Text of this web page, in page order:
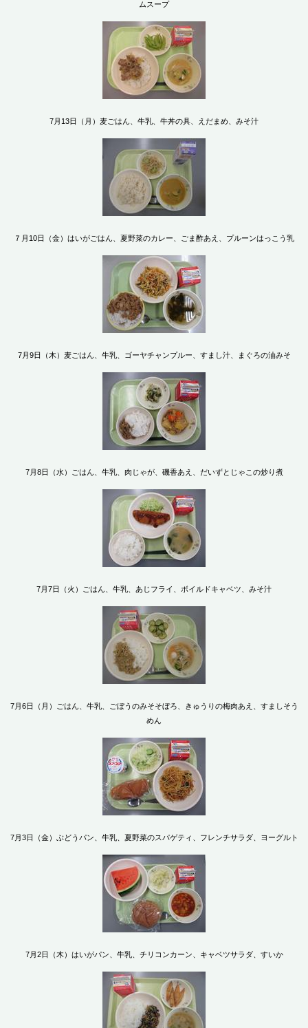
ムスープ
7月13日（月）麦ごはん、牛乳、牛丼の具、えだまめ、みそ汁
７月10日（金）はいがごはん、夏野菜のカレー、ごま酢あえ、プルーンはっこう乳
7月9日（木）麦ごはん、牛乳、ゴーヤチャンプルー、すまし汁、まぐろの油みそ
7月8日（水）ごはん、牛乳、肉じゃが、磯香あえ、だいずとじゃこの炒り煮
7月7日（火）ごはん、牛乳、あじフライ、ボイルドキャベツ、みそ汁
7月6日（月）ごはん、牛乳、ごぼうのみそそぼろ、きゅうりの梅肉あえ、すましそう
めん
7月3日（金）ぶどうパン、牛乳、夏野菜のスパゲティ、フレンチサラダ、ヨーグルト
7月2日（木）はいがパン、牛乳、チリコンカーン、キャベツサラダ、すいか